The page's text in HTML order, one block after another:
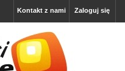
Zaloguj się
Kontakt z nami